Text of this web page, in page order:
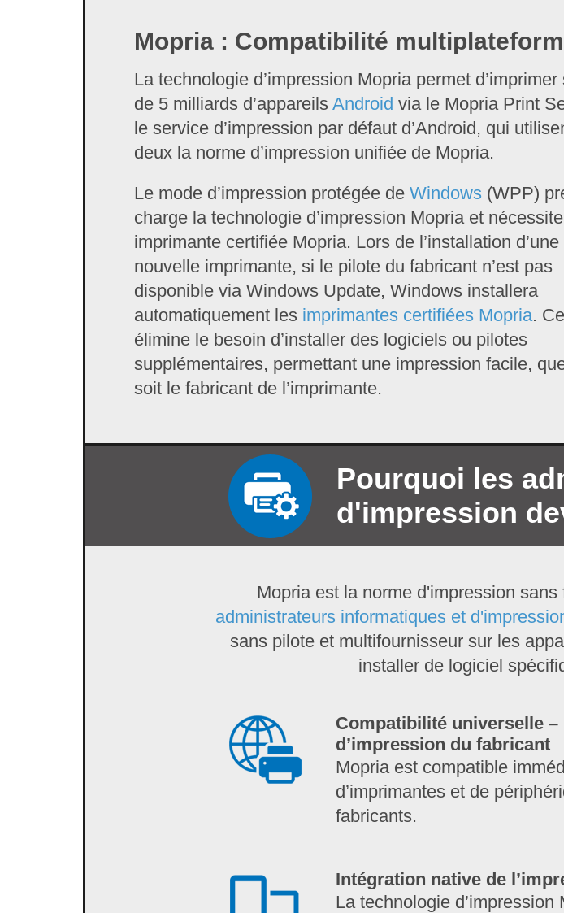
Mopria : Compatibilité
La technologie d’impression Mopria permet
de 5 milliards d’appareils Android via le Mopria Print
le service d’impression par défaut d’Android, qui
deux la norme d’impression unifiée de Mopria.
Le mode d’impression protégée de Windows(WPP)
charge la technologie d’impression Mopria et
imprimante certifiée Mopria. Lors de l’installation d’une
nouvelle imprimante, si le pilote du fabricant n’est pas
disponible via Windows Update, Windows installera
automatiquement les imprimantes certifiées Mopria.
élimine le besoin d’installer des logiciels ou pilotes
supplémentaires, permettant une impression facile,
soit le fabricant de l’imprimante.
Pourquoi les
d'impression
Mopria est la norme d'impression
administrateurs informatiques et
sans pilote et multifournisseur sur les
installer de logiciel
Compatibilité universelle
d’impression du fabricant
Mopria est compatible
d’imprimantes et de
fabricants.
Intégration native de
La technologie